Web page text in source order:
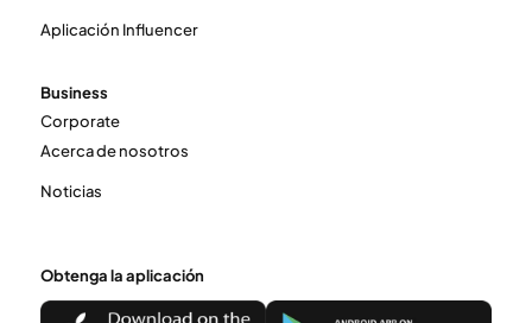
Aplicación Influencer
Business
Corporate
Acerca de nosotros
Noticias
Obtenga la aplicación